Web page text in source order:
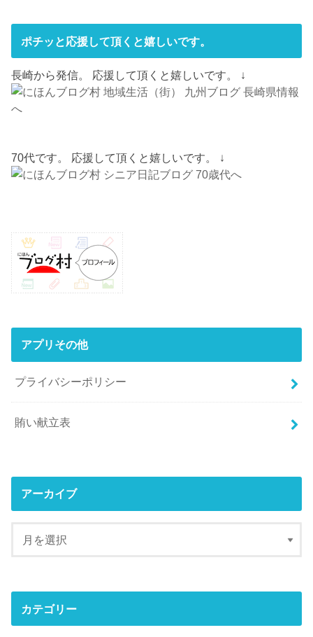
ポチッと応援して頂くと嬉しいです。
長崎から発信。 応援して頂くと嬉しいです。 ↓
70代です。 応援して頂くと嬉しいです。 ↓
アプリその他
プライバシーポリシー
賄い献立表
アーカイブ
カテゴリー